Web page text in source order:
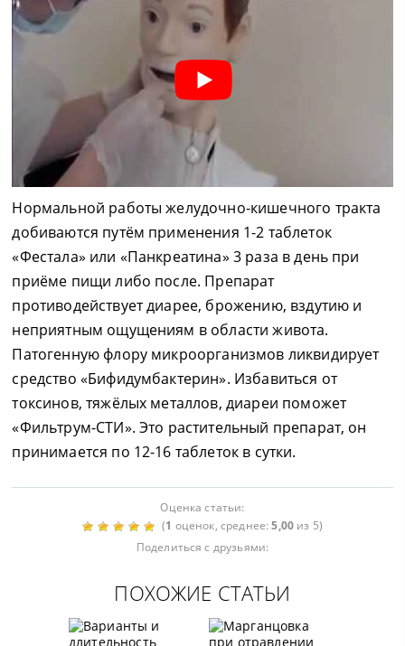
Нормальной работы желудочно-кишечного тракта
добиваются путём применения 1-2 таблеток
«Фестала» или «Панкреатина» 3 раза в день при
приёме пищи либо после. Препарат
противодействует диарее, брожению, вздутию и
неприятным ощущениям в области живота.
Патогенную флору микроорганизмов ликвидирует
средство «Бифидумбактерин». Избавиться от
токсинов, тяжёлых металлов, диареи поможет
«Фильтрум-СТИ». Это растительный препарат, он
принимается по 12-16 таблеток в сутки.
Оценка статьи:
(1 оценок, среднее:5,00 из 5)
Поделиться с друзьями:
ПОХОЖИЕ СТАТЬИ